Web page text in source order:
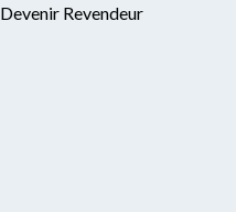
Devenir Revendeur